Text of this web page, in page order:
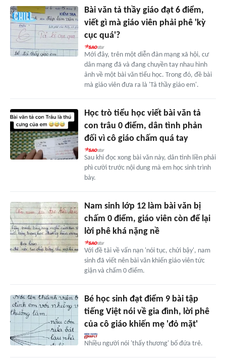
Bài văn tả thầy giáo đạt 6 điểm,
viết gì mà giáo viên phải phê 'kỳ
cục quá'?
Mới đây, trên một diễn đàn mạng xã hội, cư
dân mạng đã và đang chuyền tay nhau hình
ảnh về một bài văn tiểu học. Trong đó, đề bài
mà giáo viên đưa ra là 'Tả thầy giáo em'.
Học trò tiểu học viết bài văn tả
con trâu 0 điểm, dân tình phản
đối vì cô giáo chấm quá tay
Sau khi đọc xong bài văn này, dân tình liền phải
phì cười trước nội dung mà em học sinh trình
bày.
Nam sinh lớp 12 làm bài văn bị
chấm 0 điểm, giáo viên còn để lại
lời phê khá nặng nề
Với đề tài về vấn nạn 'nói tục, chửi bậy', nam
sinh đã viết nên bài văn khiến giáo viên tức
giận và chấm 0 điểm.
Bé học sinh đạt điểm 9 bài tập
tiếng Việt nói về gia đình, lời phê
của cô giáo khiến mẹ 'đỏ mặt'
Nhiều người nói 'thấy thương' bố đứa trẻ.